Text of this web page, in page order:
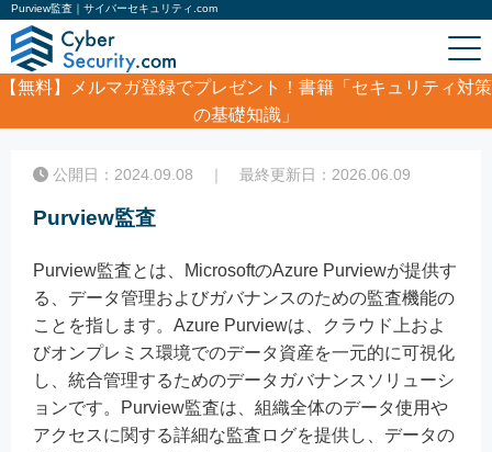
Purview監査｜サイバーセキュリティ.com
【無料】
メルマガ登録でプレゼント！書籍「セキュリティ対策
の基礎知識」
Purview監査
公開日：2024.09.08 ｜ 最終更新日：2026.06.09
Purview監査
Purview監査とは、MicrosoftのAzure Purviewが提供す
る、データ管理およびガバナンスのための監査機能の
ことを指します。Azure Purviewは、クラウド上およ
びオンプレミス環境でのデータ資産を一元的に可視化
し、統合管理するためのデータガバナンスソリューシ
ョンです。Purview監査は、組織全体のデータ使用や
アクセスに関する詳細な監査ログを提供し、データの